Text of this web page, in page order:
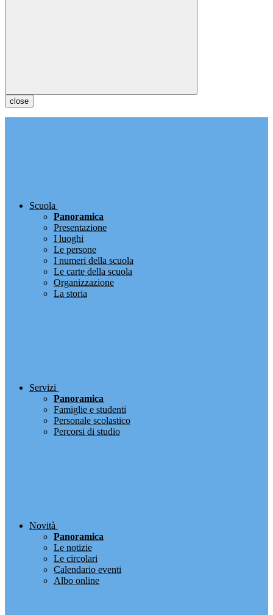
close
Scuola
Panoramica
Presentazione
I luoghi
Le persone
I numeri della scuola
Le carte della scuola
Organizzazione
La storia
Servizi
Panoramica
Famiglie e studenti
Personale scolastico
Percorsi di studio
Novità
Panoramica
Le notizie
Le circolari
Calendario eventi
Albo online